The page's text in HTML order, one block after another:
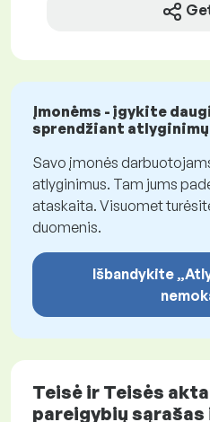
Įmonėms - įgykite
sprendžiant
Savo įmonės
atlyginimus. Tam jums
ataskaita. Visuomet
duomenis.
Išbandykite
Teisė ir Teisės
pareigybių sąrašas